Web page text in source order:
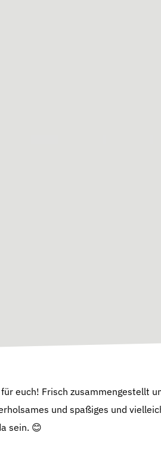
euch! Frisch zusammengestellt
und spaßiges und
sein. 😊